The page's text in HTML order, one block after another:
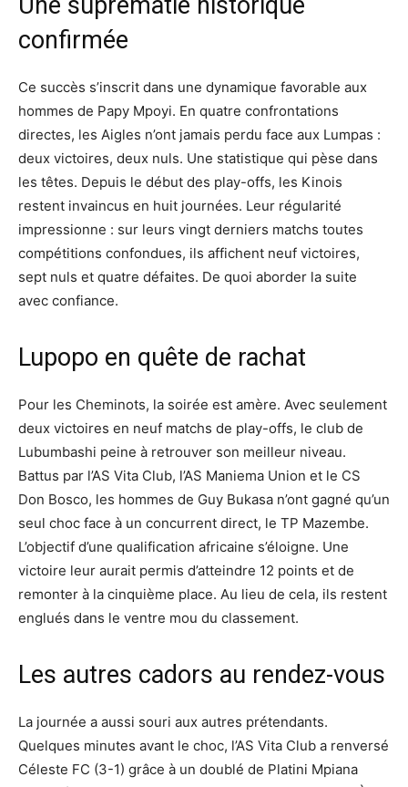
confirmée
Ce succès s’inscrit dans une dynamique favorable aux
hommes de Papy Mpoyi. En quatre confrontations
directes, les Aigles n’ont jamais perdu face aux Lumpas :
deux victoires, deux nuls. Une statistique qui pèse dans
les têtes. Depuis le début des play-offs, les Kinois
restent invaincus en huit journées. Leur régularité
impressionne : sur leurs vingt derniers matchs toutes
compétitions confondues, ils affichent neuf victoires,
sept nuls et quatre défaites. De quoi aborder la suite
avec confiance.
Lupopo en quête de rachat
Pour les Cheminots, la soirée est amère. Avec seulement
deux victoires en neuf matchs de play-offs, le club de
Lubumbashi peine à retrouver son meilleur niveau.
Battus par l’AS Vita Club, l’AS Maniema Union et le CS
Don Bosco, les hommes de Guy Bukasa n’ont gagné qu’un
seul choc face à un concurrent direct, le TP Mazembe.
L’objectif d’une qualification africaine s’éloigne. Une
victoire leur aurait permis d’atteindre 12 points et de
remonter à la cinquième place. Au lieu de cela, ils restent
englués dans le ventre mou du classement.
Les autres cadors au rendez-vous
La journée a aussi souri aux autres prétendants.
Quelques minutes avant le choc, l’AS Vita Club a renversé
Céleste FC (3-1) grâce à un doublé de Platini Mpiana